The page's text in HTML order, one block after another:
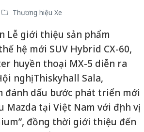
Thương hiệu Xe
Lễ giới thiệu sản phẩm
hệ mới SUV Hybrid CX-60,
huyền thoại MX-5 diễn ra
nghị Thiskyhall Sala,
đánh dấu bước phát triển mới
Mazda tại Việt Nam với định vị
đồng thời giới thiệu đến